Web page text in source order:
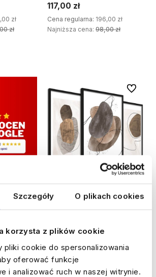
Szczegóły O plikach cookies
korzysta z plików cookie
pliki cookie do spersonalizowania
oferować funkcje
i analizować ruch w naszej witrynie.
zł
zł
117,00 zł
Cena regularna: 196,00 zł
Najniższa cena: 98,00 zł
Mały zestaw obrazów - Boho
117,00 zł
Cena regularna:
Najniższa cena: 98,00 zł
Do